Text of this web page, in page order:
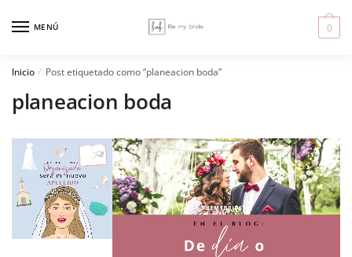
MENÚ 0
Inicio / Post etiquetado como “planeacion boda”
planeacion boda